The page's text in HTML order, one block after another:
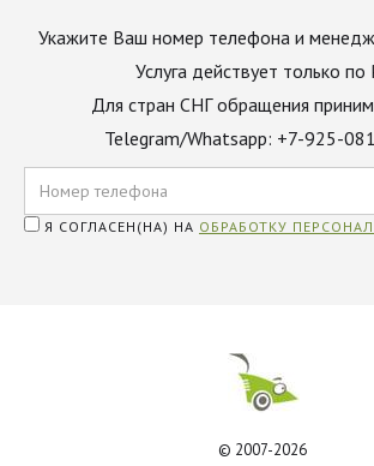
Укажите Ваш номер телефона и
Услуга действует только
Для стран СНГ обращения
Telegram/Whatsapp: +7-925-
Я СОГЛАСЕН(НА) НА ОБРАБОТКУ
© 2007-2026